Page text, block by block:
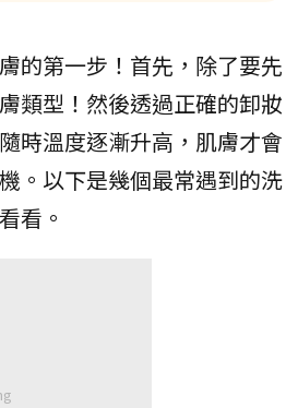
的第一步！首先，除了要先
類型！然後透過正確的卸妝
時溫度逐漸升高，肌膚才會
。以下是幾個最常遇到的洗
看。